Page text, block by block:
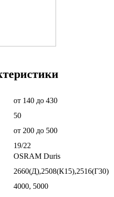
от 140 до 430
50
от 200 до 500
19/22
OSRAM Duris
2660(Д),2508(К15),2516(Г30)
4000, 5000